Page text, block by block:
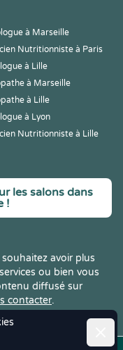
à Marseille
Nutritionniste à Paris
à Lille
à Marseille
à Lille
à Lyon
Nutritionniste à Lille
les salons dans
!
avoir plus
ou bien vous
diffusé sur
contacter.